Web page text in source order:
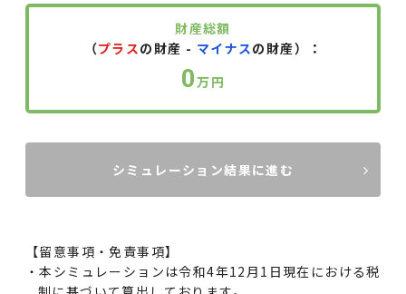
財産総額
（プラスの財産 - マイナスの財産）：
0万円
シミュレーション結果に進む
【留意事項・免責事項】
本シミュレーションは令和4年12月1日現在における税